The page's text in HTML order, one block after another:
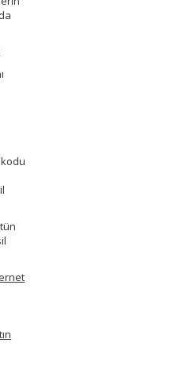
kodu